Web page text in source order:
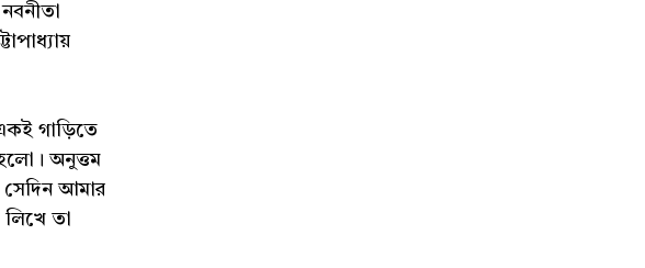
গাড়িতে
অনুত্তম
সেদিন আমার
তা